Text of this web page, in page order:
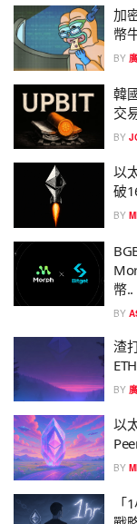
加
幣
BY
韓
交
BY
以
破
BY
幣..
BY
渣
BY
以
BY